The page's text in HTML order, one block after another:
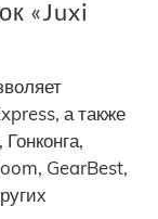
«Juxi
а также
GearBest,